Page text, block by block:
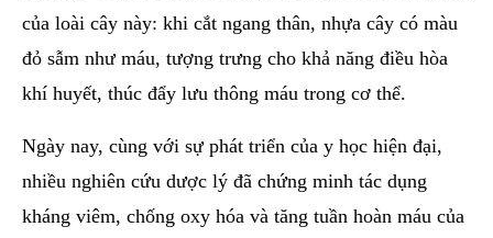
của loài cây này: khi cắt ngang thân, nhựa cây có màu
đỏ sẫm như máu, tượng trưng cho khả năng điều hòa
khí huyết, thúc đẩy lưu thông máu trong cơ thể.
Ngày nay, cùng với sự phát triển của y học hiện đại,
nhiều nghiên cứu dược lý đã chứng minh tác dụng
kháng viêm, chống oxy hóa và tăng tuần hoàn máu của